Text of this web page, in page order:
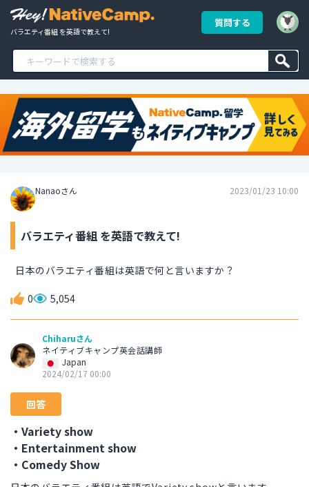
バラエティ番組 を英語で教えて!
質問する
Nanaoさん 2023/01/23 10:00
バラエティ番組 を英語で教えて!
日本のバラエティ番組は英語で何と言いますか？
0 5,054
Chiharuさん
ネイティブキャンプ英会話講師
Japan
2024/02/17 00:00
回答
・Variety show
・Entertainment show
・Comedy Show